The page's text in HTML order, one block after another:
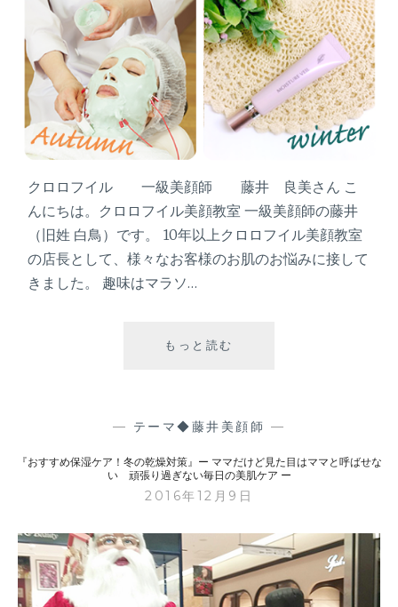
クロロフイル 一級美顔師 藤井 良美さん こ
んにちは。クロロフイル美顔教室 一級美顔師の藤井
（旧姓 白鳥）です。 10年以上クロロフイル美顔教室
の店長として、様々なお客様のお肌のお悩みに接して
きました。 趣味はマラソ…
もっと読む
と
肌
ケ
ア
マ
マ
だ
— テーマ◆藤井美顔師 —
『おすすめ保湿ケア！冬の乾燥対策』ー ママだけど見た目はママと呼ばせな
い 頑張り過ぎない毎日の美肌ケア ー
2016年12月9日